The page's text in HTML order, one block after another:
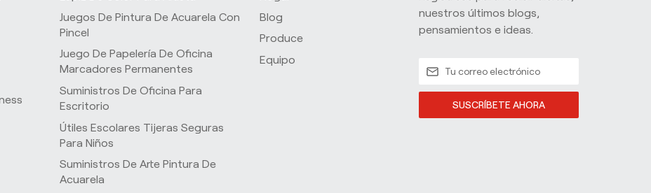
Juegos De Pintura De Acuarela Con
Pincel
Juego De Papelería De Oficina
Marcadores Permanentes
Suministros De Oficina Para
Escritorio
Útiles Escolares Tijeras Seguras
Para Niños
Suministros De Arte Pintura De
Acuarela
Blog
Produce
Equipo
nuestros últimos blogs,
pensamientos e ideas.
SUSCRÍBETE AHORA